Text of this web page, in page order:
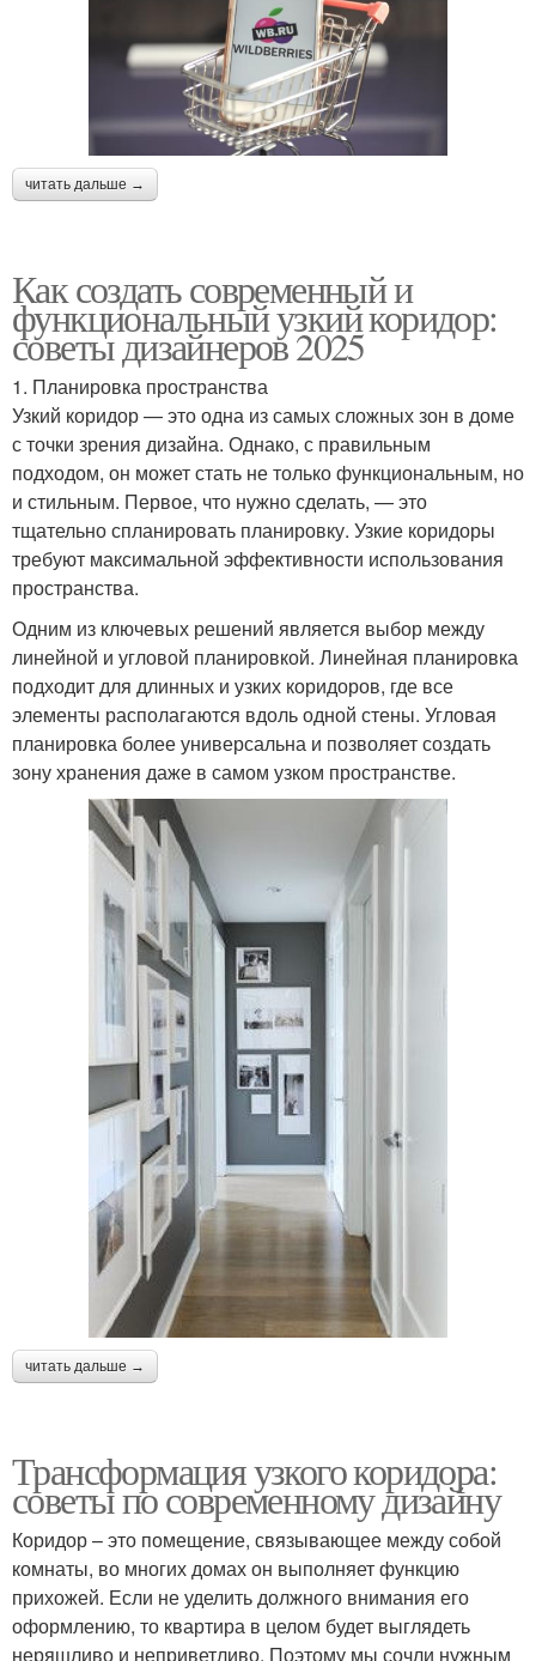
читать дальше →
Как создать современный и
функциональный узкий коридор:
советы дизайнеров 2025
1. Планировка пространства
Узкий коридор — это одна из самых сложных зон в доме
с точки зрения дизайна. Однако, с правильным
подходом, он может стать не только функциональным, но
и стильным. Первое, что нужно сделать, — это
тщательно спланировать планировку. Узкие коридоры
требуют максимальной эффективности использования
пространства.
Одним из ключевых решений является выбор между
линейной и угловой планировкой. Линейная планировка
подходит для длинных и узких коридоров, где все
элементы располагаются вдоль одной стены. Угловая
планировка более универсальна и позволяет создать
зону хранения даже в самом узком пространстве.
читать дальше →
Трансформация узкого коридора:
советы по современному дизайну
Коридор – это помещение, связывающее между собой
комнаты, во многих домах он выполняет функцию
прихожей. Если не уделить должного внимания его
оформлению, то квартира в целом будет выглядеть
неряшливо и неприветливо. Поэтому мы сочли нужным